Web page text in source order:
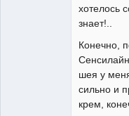
хотелось
знает!..
Конечно,
шея у
сильно и
крем,